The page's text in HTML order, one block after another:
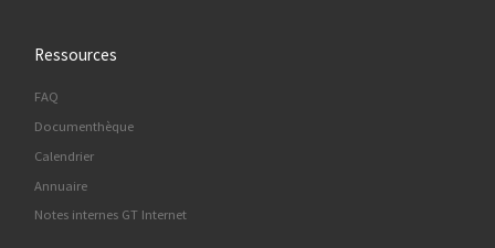
Ressources
FAQ
Documenthèque
Calendrier
Annuaire
Notes internes GT Internet